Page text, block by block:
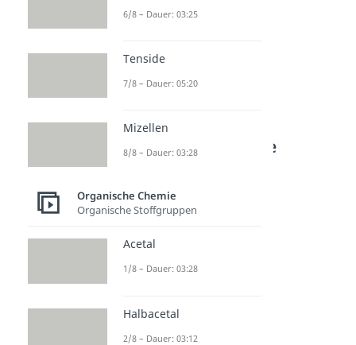
Weitere Inhalte:
Organische Chemie
Veresterung
Dauer: 05:22
Verseifung
Dauer: 04:49
Nucleophile Substitution
Dauer: 05:32
Elektrophile Addition
Dauer: 04:27
6/8 – Dauer: 03:25
Tenside
7/8 – Dauer: 05:20
Mizellen
8/8 – Dauer: 03:28
Organische Chemie
Organische Stoffgruppen
Acetal
1/8 – Dauer: 03:28
Halbacetal
2/8 – Dauer: 03:12